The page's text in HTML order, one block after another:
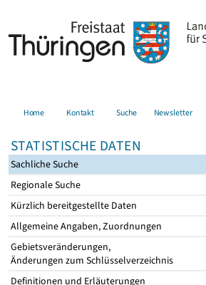
Home Kontakt Suche Newsletter
STATISTISCHE DATEN
Sachliche Suche
Regionale Suche
Kürzlich bereitgestellte Daten
Allgemeine Angaben, Zuordnungen
Gebietsveränderungen,
Änderungen zum Schlüsselverzeichnis
Definitionen und Erläuterungen